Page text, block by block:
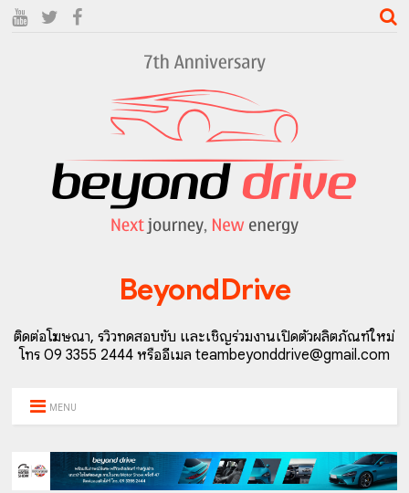
BeyondDrive
ติดต่อโฆษณา, รีวิวทดสอบขับ และเชิญร่วมงานเปิดตัวผลิตภัณฑ์ใหม่
โทร 09 3355 2444 หรืออีเมล teambeyonddrive@gmail.com
MENU